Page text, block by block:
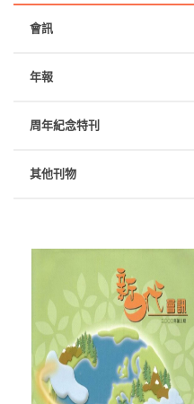
會訊
年報
周年紀念特刊
其他刊物